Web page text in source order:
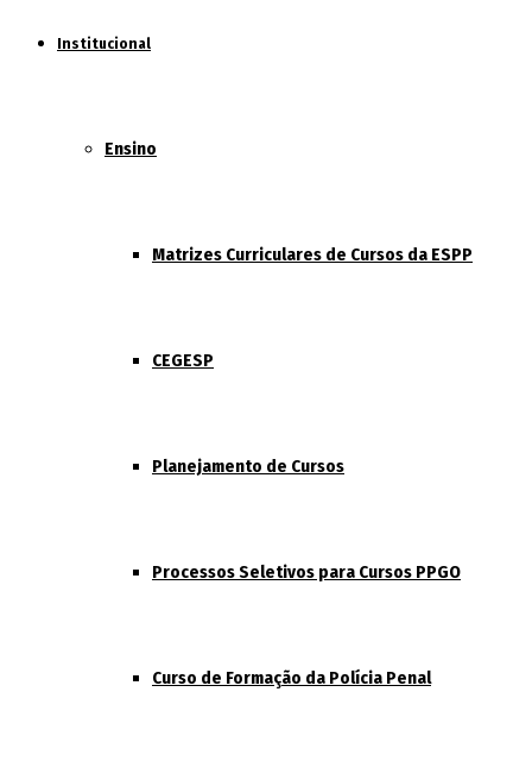
Institucional
Ensino
Matrizes Curriculares de Cursos da ESPP
CEGESP
Planejamento de Cursos
Processos Seletivos para Cursos PPGO
Curso de Formação da Polícia Penal